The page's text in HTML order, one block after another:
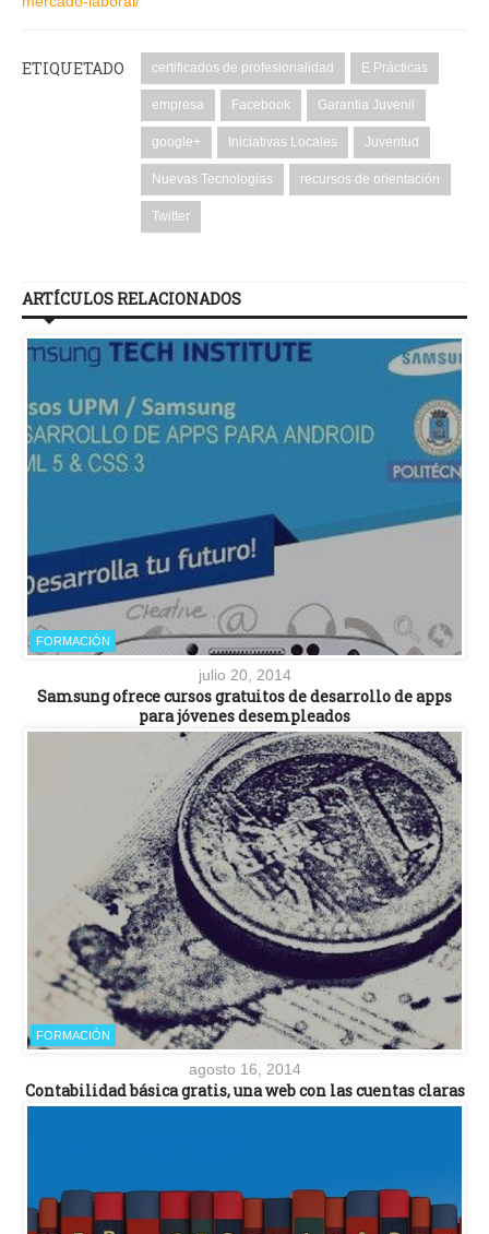
ETIQUETADO certificados de profesionalidad E Prácticas
empresa Facebook Garantia Juvenil
google+ Iniciativas Locales Juventud
Nuevas Tecnologias recursos de orientación
Twitter
ARTÍCULOS RELACIONADOS
FORMACIÓN
julio 20, 2014
Samsung ofrece cursos gratuitos de desarrollo de apps
para jóvenes desempleados
FORMACIÓN
agosto 16, 2014
Contabilidad básica gratis, una web con las cuentas claras